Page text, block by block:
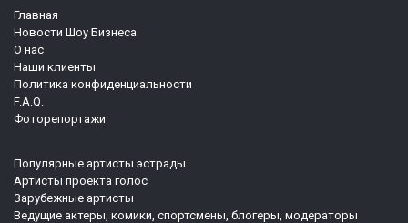
Главная
Новости Шоу Бизнеса
О нас
Наши клиенты
Политика конфиденциальности
F.A.Q.
Фоторепортажи
Популярные артисты эстрады
Артисты проекта голос
Зарубежные артисты
Ведущие актеры, комики, спортсмены, блогеры, модераторы